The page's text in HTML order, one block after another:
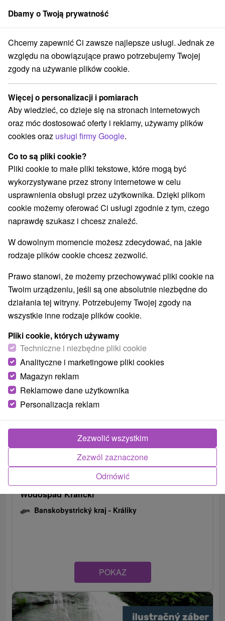
członek grupySorger
Atrakcje na Słowacji Wodospady Horehronie
Wodospady Horehronie
Kategorie
Wszystkie kategorie
Sporty (1)
Túry a turistické chodníky (11)
Amfiteatry i kina w przyrodzie
Źródła(2) Parki miejskie i zamkowe(1)
Ośrodek narciarski(4) Obiekty architektoniczne
Rafting, rafting, rafting (3) Miejsca sakralne(1)
Zamki (2) Chaty górskie (3) Skanseny(1)
Jeziora, jeziora, zbiorniki wodne(4)
Zamki, pałace, ruiny
Wieże obserwacyjne i chodniki(2) Wodospady(4)
Zabytki techniki(5) Atrakcje dla dzieci
Atrakcje turystyczne(15) Atrakcje z adrenaliną (1)
Jaskinie(3)
Králiky(2) Dolný Harmanec(1)
Wodospad Kralicki
Banskobystrický kraj - Králiky
POKAZ
Dbamy o Twoją prywatność
Chcemy zapewnić Ci zawsze najlepsze usługi. Jednak ze
względu na obowiązujące prawo potrzebujemy Twojej
zgody na używanie plików cookie.
Więcej o personalizacji i pomiarach
Aby wiedzieć, co dzieje się na stronach internetowych
oraz móc dostosować oferty i reklamy, używamy plików
cookies oraz usługi firmy Google.
Co to są pliki cookie?
Pliki cookie to małe pliki tekstowe, które mogą być
wykorzystywane przez strony internetowe w celu
usprawnienia obsługi przez użytkownika. Dzięki plikom
cookie możemy oferować Ci usługi zgodnie z tym, czego
naprawdę szukasz i chcesz znaleźć.
W dowolnym momencie możesz zdecydować, na jakie
rodzaje plików cookie chcesz zezwolić.
Prawo stanowi, że możemy przechowywać pliki cookie na
Twoim urządzeniu, jeśli są one absolutnie niezbędne do
działania tej witryny. Potrzebujemy Twojej zgody na
wszystkie inne rodzaje plików cookie.
Pliki cookie, których używamy
Techniczne i niezbędne pliki cookie
Analityczne i marketingowe pliki cookies
Magazyn reklam
Reklamowe dane użytkownika
Personalizacja reklam
Odmówić
Zezwól zaznaczone
Zezwolić wszystkim